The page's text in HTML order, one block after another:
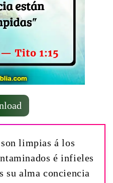
son limpias á los
é infieles
su alma conciencia